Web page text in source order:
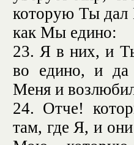
которую Ты дал
как Мы едино:
23. Я в них, и
во едино, и да
Меня и
24. Отче!
там, где Я, и